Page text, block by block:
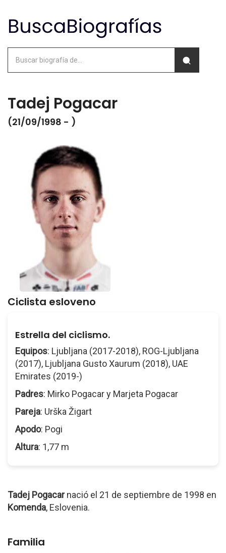
Tadej Pogacar
(21/09/1998 - )
Ciclista esloveno
Estrella del ciclismo.
Equipos: Ljubljana (2017-2018), ROG-Ljubljana
(2017), Ljubljana Gusto Xaurum (2018), UAE
Emirates (2019-)
Padres: Mirko Pogacar y Marjeta Pogacar
Pareja: Urška Žigart
Apodo: Pogi
Altura: 1,77 m
Tadej Pogacarnació el 21 de septiembre de 1998 en
Komenda, Eslovenia.
Familia